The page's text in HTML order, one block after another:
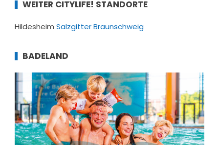
WEITER CITYLIFE! STANDORTE
Hildesheim SalzgitterBraunschweig
BADELAND